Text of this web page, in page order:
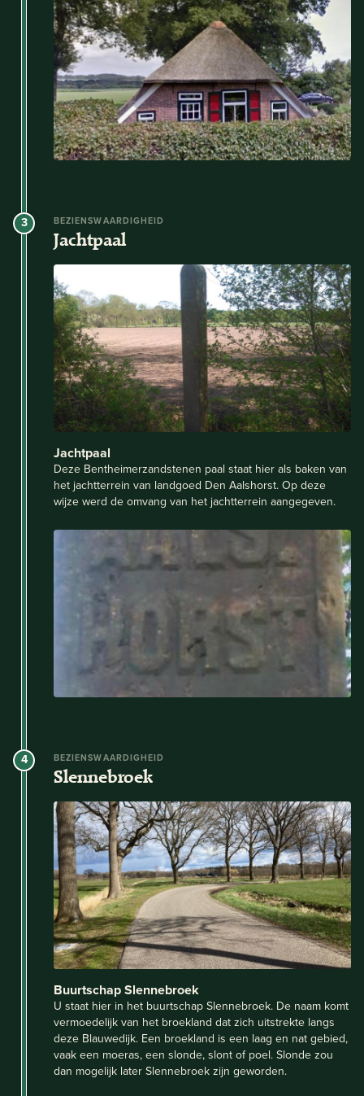
3 BEZIENSWAARDIGHEID
Jachtpaal
Jachtpaal
Deze Bentheimerzandstenen paal staat hier als baken van
het jachtterrein van landgoed Den Aalshorst. Op deze
wijze werd de omvang van het jachtterrein aangegeven.
4 BEZIENSWAARDIGHEID
Slennebroek
Buurtschap Slennebroek
U staat hier in het buurtschap Slennebroek. De naam komt
vermoedelijk van het broekland dat zich uitstrekte langs
deze Blauwedijk. Een broekland is een laag en nat gebied,
vaak een moeras, een slonde, slont of poel. Slonde zou
dan mogelijk later Slennebroek zijn geworden.